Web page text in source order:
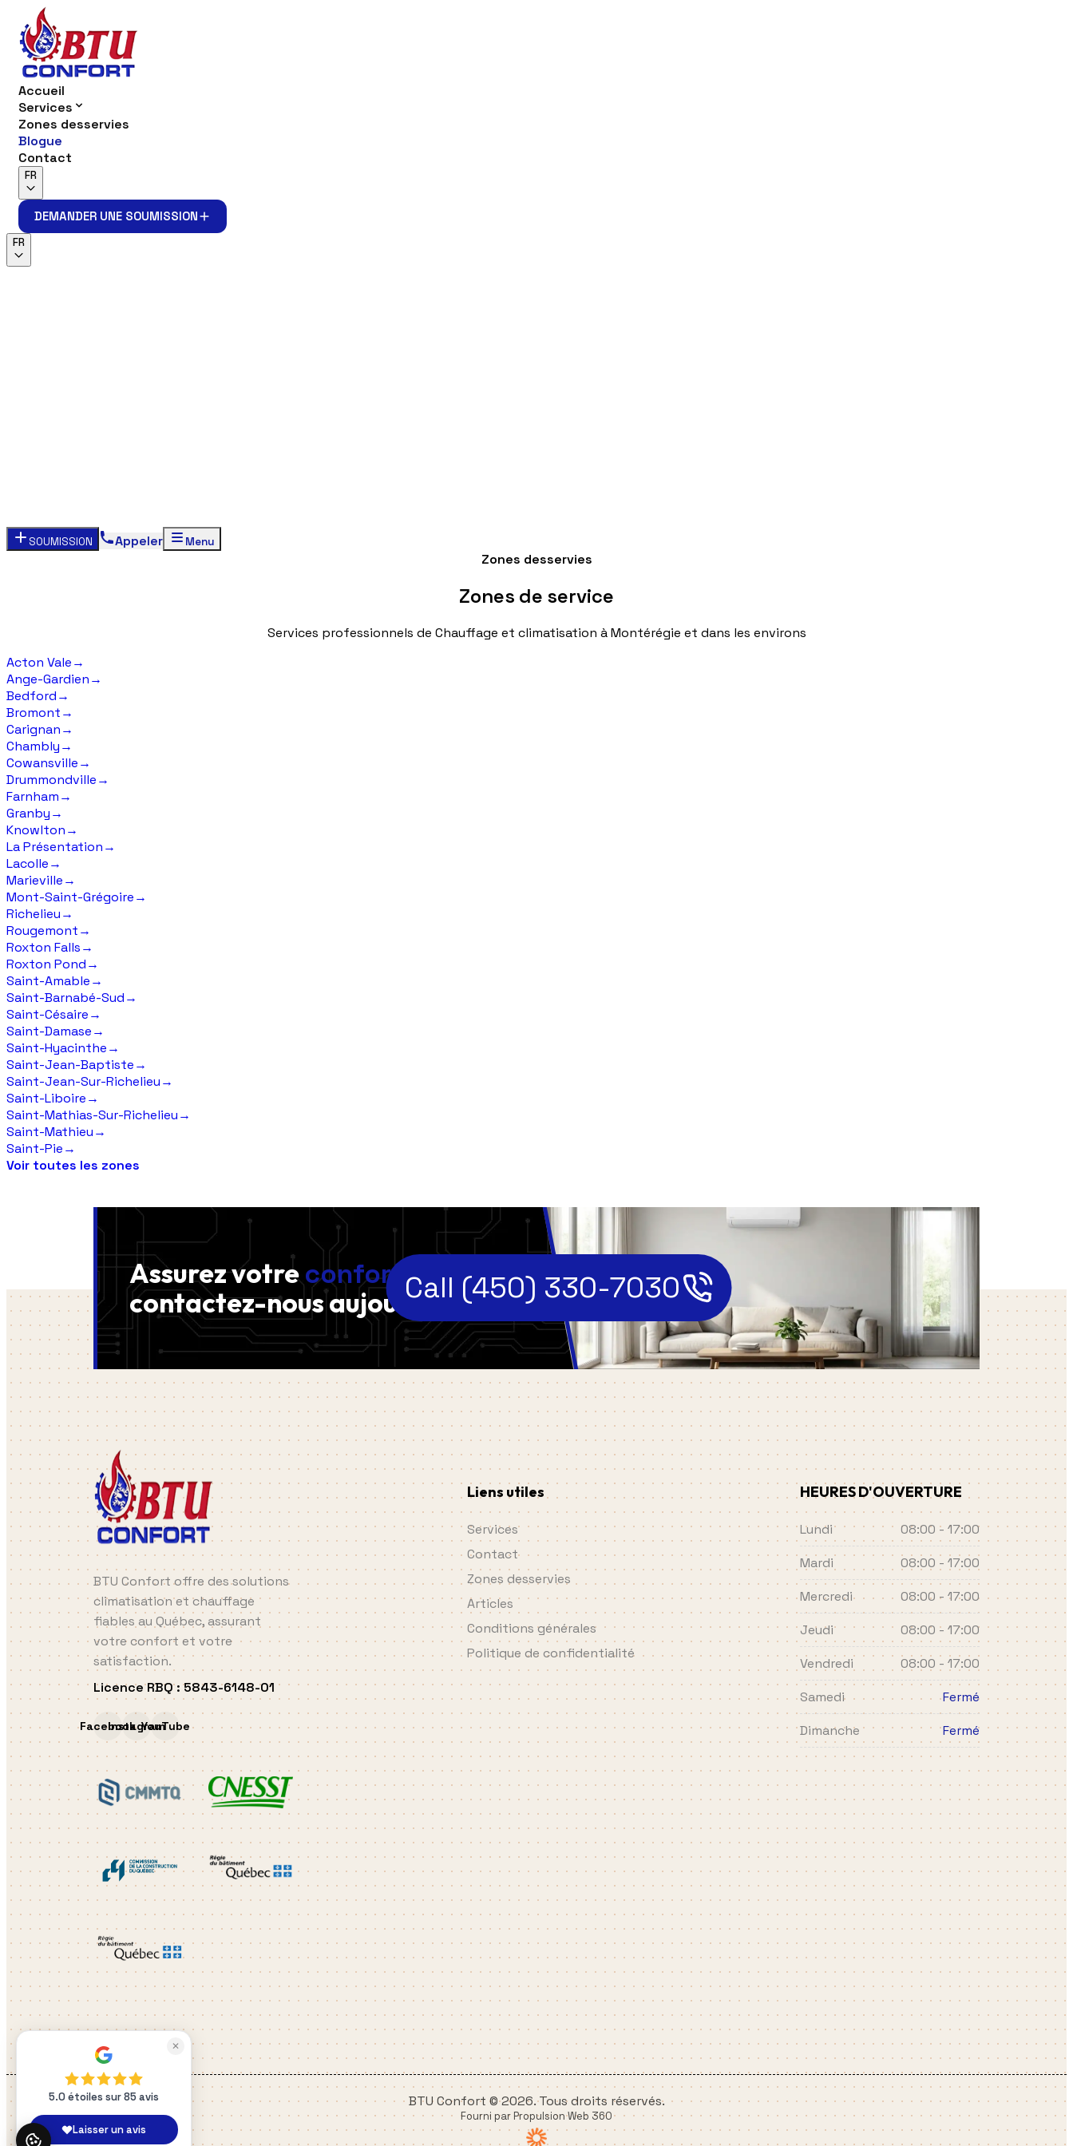
Accueil
Services
Zones desservies
Blogue
Contact
FR
DEMANDER UNE SOUMISSION
DEMANDER UNE SOUMISSION
FR
SOUMISSION Appeler Menu
Zones desservies
Zones de service
Services professionnels de Chauffage et climatisation à Montérégie et dans les environs
Acton Vale→
Ange-Gardien→
Bedford→
Bromont→
Carignan→
Chambly→
Cowansville→
Drummondville→
Farnham→
Granby→
Knowlton→
La Présentation→
Lacolle→
Marieville→
Mont-Saint-Grégoire→
Richelieu→
Rougemont→
Roxton Falls→
Roxton Pond→
Saint-Amable→
Saint-Barnabé-Sud→
Saint-Césaire→
Saint-Damase→
Saint-Hyacinthe→
Saint-Jean-Baptiste→
Saint-Jean-Sur-Richelieu→
Saint-Liboire→
Saint-Mathias-Sur-Richelieu→
Saint-Mathieu→
Saint-Pie→
Voir toutes les zones
Assurez votreconfort ,
contactez-nousaujourd'hui!Call (450) 330-7030
BTU Confort offre des solutions
climatisation et chauffage
fiables au Québec, assurant
votre confort et votre
satisfaction.
Licence RBQ : 5843-6148-01
FacebookInstagramYouTube
Liens utiles
Services
Contact
Zones desservies
Articles
Conditions générales
Politique de confidentialité
HEURES D'OUVERTURE
Lundi
08:00 - 17:00
Mardi
08:00 - 17:00
Mercredi
08:00 - 17:00
Jeudi
08:00 - 17:00
Vendredi
08:00 - 17:00
Samedi
Fermé
Dimanche
Fermé
BTU Confort © 2026. Tous droits réservés.
Fourni par Propulsion Web 360
✕
5.0 étoiles sur 85 avis
Laisser un avis